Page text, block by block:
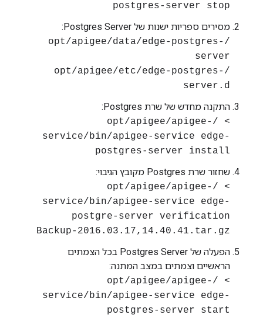
postgres-server stop
מסירים ספריות ישנות של Postgres Server:
/opt/apigee/data/edge-postgres-
server
/opt/apigee/etc/edge-postgres-
server.d
התקנה מחדש של שרת Postgres:
> /opt/apigee/apigee-
service/bin/apigee-service edge-
postgres-server install
שחזור שרת Postgres מקובץ הגיבוי:
> /opt/apigee/apigee-
service/bin/apigee-service edge-
postgre-server verification
Backup-2016.03.17,14.40.41.tar.gz
הפעלה של Postgres Server בכל הצמתים
הראשיים וצמתים במצב המתנה:
> /opt/apigee/apigee-
service/bin/apigee-service edge-
postgres-server start